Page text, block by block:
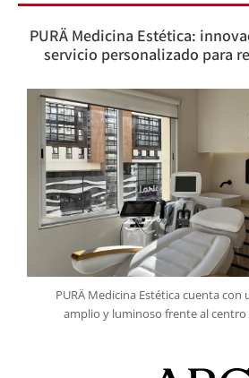
PURÄ Medicina Estética:
servicio personalizado para
PURÄ Medicina Estética cuenta
amplio y luminoso frente al centro